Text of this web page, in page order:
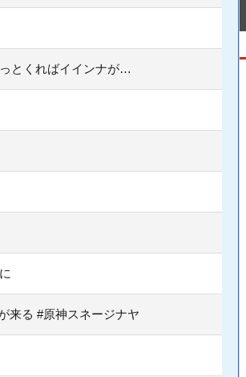
とくればイインナが…
来る #原神スネージナヤ